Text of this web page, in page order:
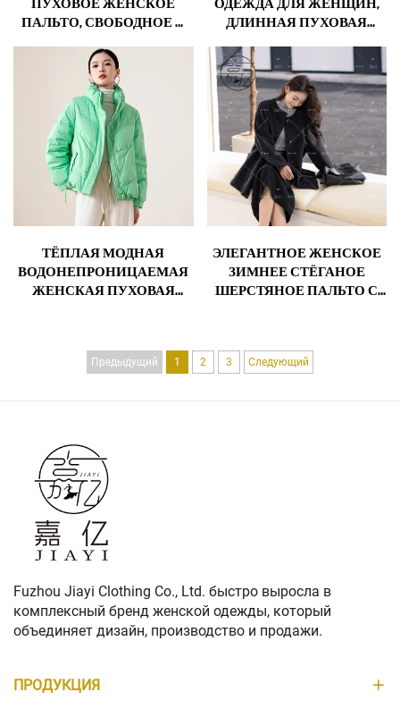
ПУХОВОЕ ЖЕНСКОЕ
ПАЛЬТО, СВОБОДНОЕ И
ПАЛЬТО С
КАПЮШОНОМ,
ВОРОТНИКОМ И
ДЕКОРАТИВНОЙ
МОЛНИЕЙ, МЕТОД
НЕТКАНОГО
ПЕРЕПЛЕТЕНИЯ
ОДЕЖДА ДЛЯ ЖЕНЩИН,
ДЛИННАЯ ПУХОВАЯ
КОРЕЙСКАЯ ЖЕНСКАЯ
КУРТКА, УСИЛЕННАЯ
ЖЕНСКАЯ ЗИМНЯЯ
КУРТКА, КУРТКИ, ХОЛОД
ТЁПЛАЯ МОДНАЯ
ВОДОНЕПРОНИЦАЕМАЯ
ЖЕНСКАЯ ПУХОВАЯ
СТОЯЧИЙ ВОРОТНИК,
БЕЗ КАПЮШОНА,
ЭЛЕГАНТНОЕ ЖЕНСКОЕ
ЗИМНЕЕ СТЁГАНОЕ
ШЕРСТЯНОЕ ПАЛЬТО С
ЛОГОТИПОМ, БАЗОВЫЙ
ЦВЕТ, НОВАЯ
Предыдущий 1 2 3 Следующий
Fuzhou Jiayi Clothing Co., Ltd. быстро выросла в
комплексный бренд женской одежды, который
объединяет дизайн, производство и продажи.
ПРОДУКЦИЯ